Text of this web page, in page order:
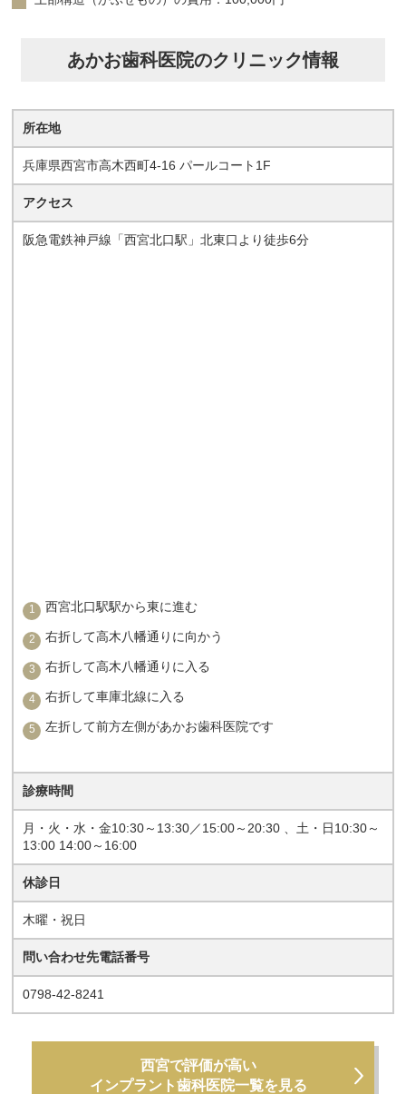
あかお歯科医院のクリニック情報
所在地
兵庫県西宮市高木西町4-16 パールコート1F
アクセス
阪急電鉄神戸線「西宮北口駅」北東口より徒歩6分
西宮北口駅駅から東に進む
右折して高木八幡通りに向かう
右折して高木八幡通りに入る
右折して車庫北線に入る
左折して前方左側があかお歯科医院です
診療時間
月・火・水・金10:30～13:30／15:00～20:30 、土・日10:30～
13:00 14:00～16:00
休診日
木曜・祝日
問い合わせ先電話番号
0798-42-8241
西宮で評価が高い
インプラント歯科医院一覧を見る